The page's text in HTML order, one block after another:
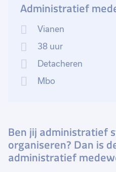
Administratief
Vianen
38 uur
Detacheren
Mbo
Ben jij administratief
organiseren? Dan is
administratief